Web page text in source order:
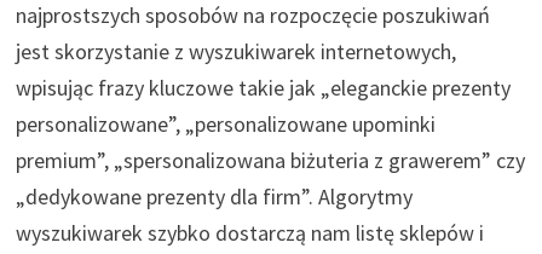
najprostszych sposobów na rozpoczęcie poszukiwań
jest skorzystanie z wyszukiwarek internetowych,
wpisując frazy kluczowe takie jak „eleganckie prezenty
personalizowane”, „personalizowane upominki
premium”, „spersonalizowana biżuteria z grawerem” czy
„dedykowane prezenty dla firm”. Algorytmy
wyszukiwarek szybko dostarczą nam listę sklepów i